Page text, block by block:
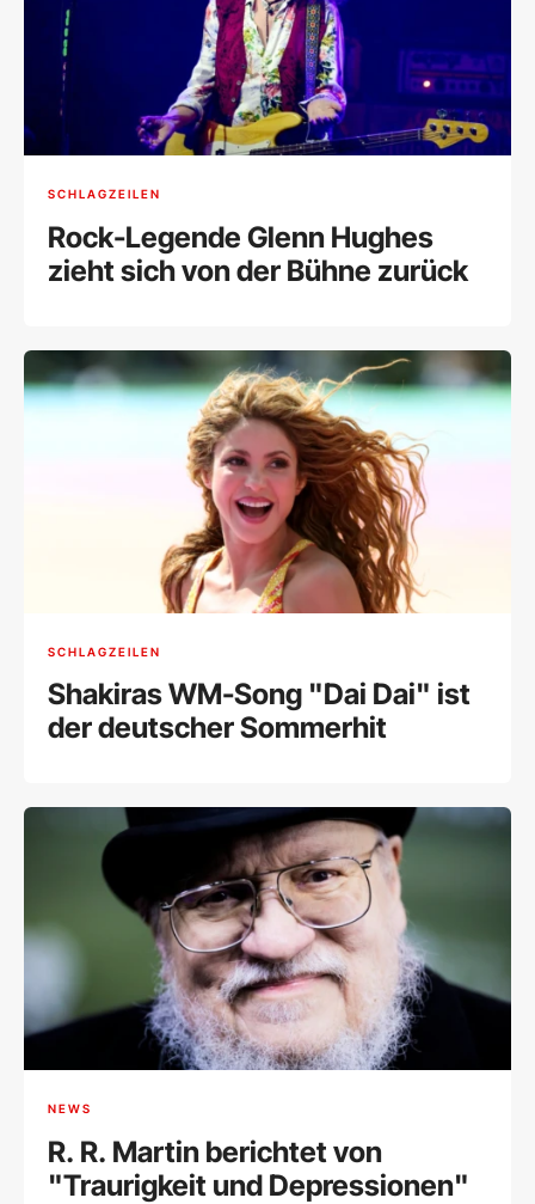
SCHLAGZEILEN
Rock-Legende Glenn Hughes
zieht sich von der Bühne zurück
SCHLAGZEILEN
Shakiras WM-Song "Dai Dai" ist
der deutscher Sommerhit
NEWS
R. R. Martin berichtet von
"Traurigkeit und Depressionen"